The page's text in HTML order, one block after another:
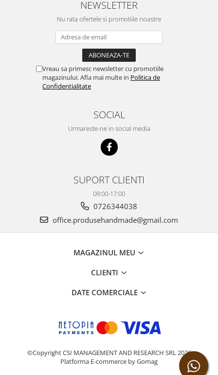
NEWSLETTER
Nu rata ofertele si promotiile noastre
Vreau sa primesc newsletter cu promotiile
magazinului. Afla mai multe in Politica de
Confidentialitate
SOCIAL
Urmareste-ne in social media
SUPORT CLIENTI
09:00-17:00
0726344038
office.produsehandmade@gmail.com
MAGAZINUL MEU
CLIENTI
DATE COMERCIALE
©Copyright CSI MANAGEMENT AND RESEARCH SRL 2026
Platforma E-commerce by Gomag